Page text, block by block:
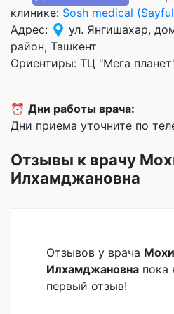
клинике: Sosh medical
Адрес:
ул. Янгишахар,
район, Ташкент
Ориентиры: ТЦ "Мега
⏰ Дни работы врача:
Дни приема уточните по
Отзывы к врачу
Илхамджановна
Отзывов у врача
Илхамджановна пока
первый отзыв!